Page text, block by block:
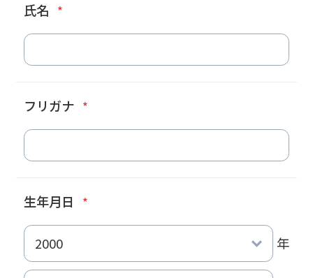
氏名 *
フリガナ *
生年月日 *
年